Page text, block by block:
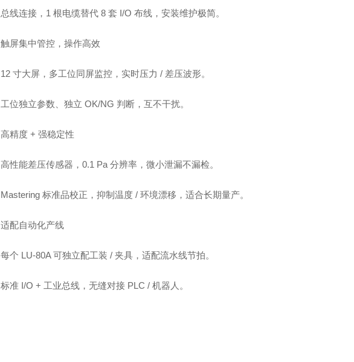
总线连接，1 根电缆替代 8 套 I/O 布线，安装维护极简。
触屏集中管控，操作高效
12 寸大屏，多工位同屏监控，实时压力 / 差压波形。
工位独立参数、独立 OK/NG 判断，互不干扰。
高精度 + 强稳定性
高性能差压传感器，0.1 Pa 分辨率，微小泄漏不漏检。
Mastering 标准品校正，抑制温度 / 环境漂移，适合长期量产。
适配自动化产线
每个 LU‑80A 可独立配工装 / 夹具，适配流水线节拍。
标准 I/O + 工业总线，无缝对接 PLC / 机器人。